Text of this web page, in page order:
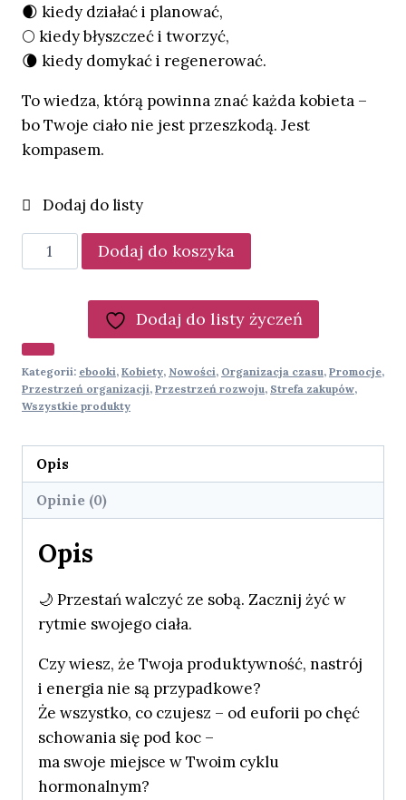
🌒 kiedy działać i planować,
🌕 kiedy błyszczeć i tworzyć,
🌘 kiedy domykać i regenerować.
To wiedza, którą powinna znać każda kobieta –
bo Twoje ciało nie jest przeszkodą. Jest
kompasem.
ilość
Planowanie
kobiecego
(ebook)
Dodaj do koszyka
Dodaj do listy życzeń
Kategorii: ebooki, Kobiety, Nowości, Organizacja czasu, Promocje,
Przestrzeń organizacji, Przestrzeń rozwoju, Strefa zakupów,
Wszystkie produkty
Opis
Opinie (0)
Opis
🌙 Przestań walczyć ze sobą. Zacznij żyć w
rytmie swojego ciała.
Czy wiesz, że Twoja produktywność, nastrój
i energia nie są przypadkowe?
Że wszystko, co czujesz – od euforii po chęć
schowania się pod koc –
ma swoje miejsce w Twoim cyklu
hormonalnym?